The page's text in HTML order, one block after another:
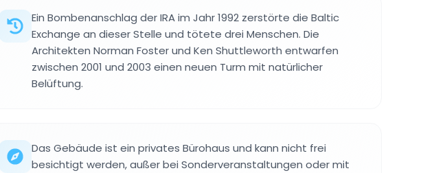
Ein Bombenanschlag der IRA im Jahr 1992 zerstörte die Baltic
Exchange an dieser Stelle und tötete drei Menschen. Die
Architekten Norman Foster und Ken Shuttleworth entwarfen
zwischen 2001 und 2003 einen neuen Turm mit natürlicher
Belüftung.
Das Gebäude ist ein privates Bürohaus und kann nicht frei
besichtigt werden, außer bei Sonderveranstaltungen oder mit